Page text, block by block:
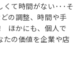
くて時間がない･･･そ
の調整、時間や手
ほかにも、個人で
たの価値を企業や店